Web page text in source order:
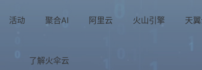
活动 聚合AI 阿里云 火山引擎 天
了解火伞云